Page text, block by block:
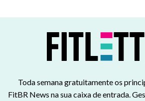
Toda semana gratuitamente os
FitBR News na sua caixa de entrada.